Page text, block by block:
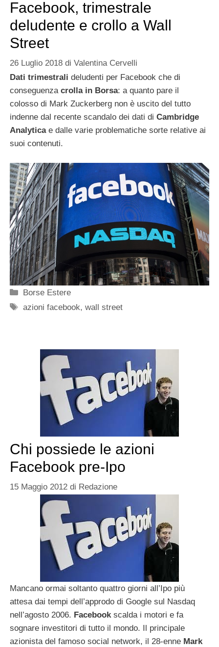
Facebook, trimestrale
deludente e crollo a Wall
Street
26 Luglio 2018 di Valentina Cervelli
Dati trimestrali deludenti per Facebook che di
conseguenza crolla in Borsa: a quanto pare il
colosso di Mark Zuckerberg non è uscito del tutto
indenne dal recente scandalo dei dati di Cambridge
Analyticae dalle varie problematiche sorte relative ai
suoi contenuti.
Categorie
Borse Estere
Tag
azioni facebook,wall street
Chi possiede le azioni
Facebook pre-Ipo
15 Maggio 2012 di Redazione
Mancano ormai soltanto quattro giorni all’Ipo più
attesa dai tempi dell’approdo di Google sul Nasdaq
nell’agosto 2006. Facebookscalda i motori e fa
sognare investitori di tutto il mondo. Il principale
azionista del famoso social network, il 28-enne Mark